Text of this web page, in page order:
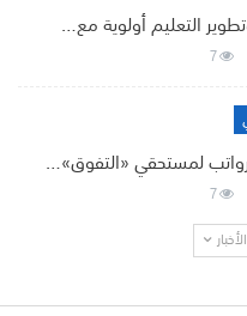
التعليم أولوية مع…
7
لمستحقي «التفوق»…
7